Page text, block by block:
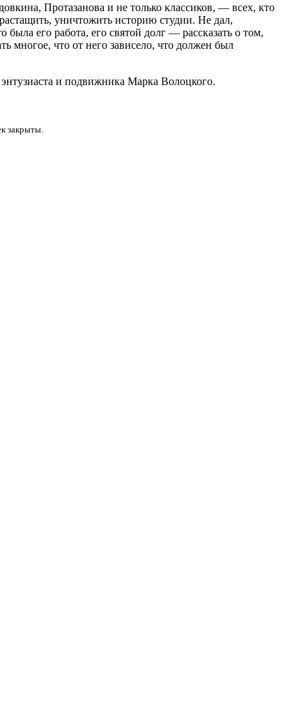
Протазанова и не только классиков, — всех, кто
уничтожить историю студии. Не дал,
его работа, его святой долг — рассказать о том,
многое, что от него зависело, что должен был
и подвижника Марка Волоцкого.
закрыты.